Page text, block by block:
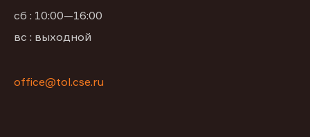
сб : 10:00—16:00
вс : выходной
office@tol.cse.ru